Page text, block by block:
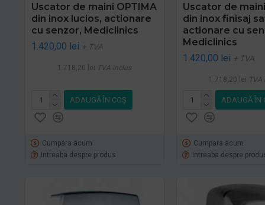
Uscator de maini OPTIMA
din inox lucios, actionare
cu senzor, Mediclinics
1.420,00 lei + TVA
1.718,20 lei TVA inclus
ADAUGĂ ÎN COŞ
Cumpara acum
Intreaba despre produs
Uscator de
din inox finisaj
actionare cu
Mediclinics
1.420,00 lei + TVA
1.718,20 lei TVA
ADAUGĂ ÎN
Cumpara acum
Intreaba despre